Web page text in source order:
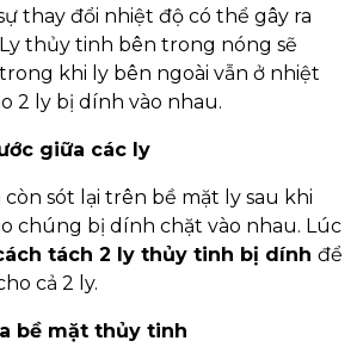
thay đổi nhiệt độ có thể gây ra
thủy tinh bên trong nóng sẽ
khi ly bên ngoài vẫn ở nhiệt
2 ly bị dính vào nhau.
giữa các ly
còn sót lại trên bề mặt ly sau khi
chúng bị dính chặt vào nhau. Lúc
tách 2 ly thủy tinh bị dính để
cả 2 ly.
bề mặt thủy tinh